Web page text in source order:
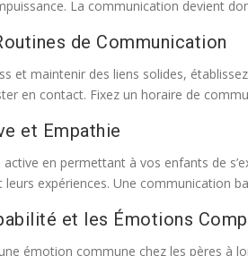
La communication devient
de Communication
et maintenir des liens solides,
en contact. Fixez un horaire de
et Empathie
active en permettant à vos enfants de
expériences. Une communication
et les Émotions
émotion commune chez les pères à